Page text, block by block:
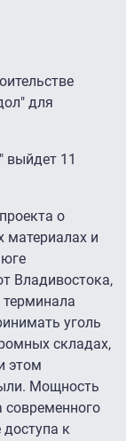
для
выйдет 11
о
материалах и
Владивостока,
терминала
уголь
складах,
этом
Мощность
современного
доступа к